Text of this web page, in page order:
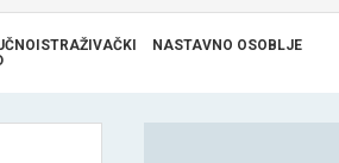
NASTAVNO OSOBLJE